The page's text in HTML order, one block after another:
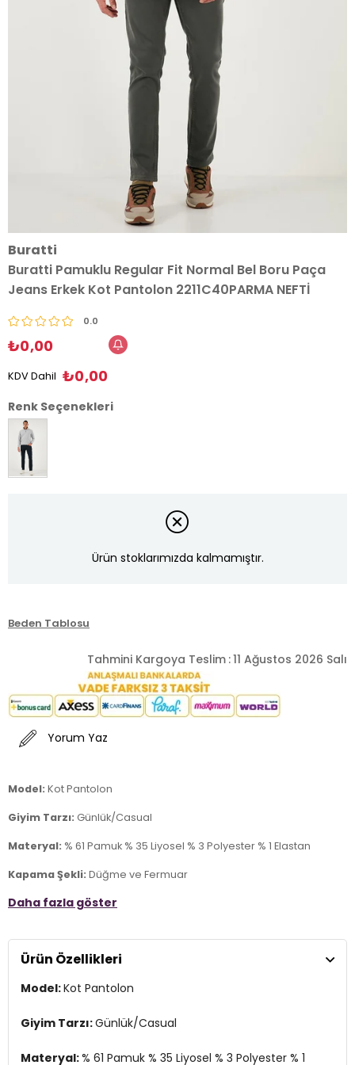
Buratti
Buratti Pamuklu Regular Fit Normal Bel Boru Paça
Jeans Erkek Kot Pantolon 2211C40PARMA NEFTİ
0.0
₺0,00
KDV Dahil ₺0,00
Renk Seçenekleri
Ürün stoklarımızda kalmamıştır.
Beden Tablosu
Tahmini Kargoya Teslim :11 Ağustos 2026 Salı
Yorum Yaz
Model: Kot Pantolon
Giyim Tarzı: Günlük/Casual
Materyal: % 61 Pamuk % 35 Liyosel % 3 Polyester % 1 Elastan
Kapama Şekli: Düğme ve Fermuar
Cep:Cepli
Bel:Normal Bel
Boy:Standart
Paça Tipi:Boru Paça
Daha fazla göster
Ürün Özellikleri
Model:Kot Pantolon
Giyim Tarzı:Günlük/Casual
Materyal:% 61 Pamuk % 35 Liyosel % 3 Polyester % 1